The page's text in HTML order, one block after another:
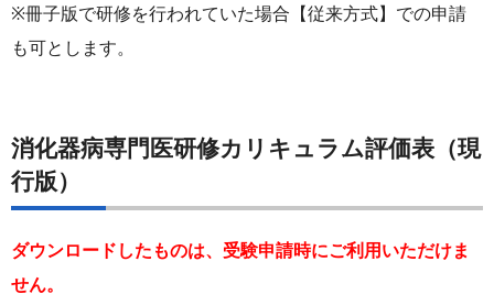
※冊子版で研修を行われていた場合【従来方式】での申請
も可とします。
消化器病専門医研修カリキュラム評価表（現
行版）
ダウンロードしたものは、受験申請時にご利用いただけま
せん。